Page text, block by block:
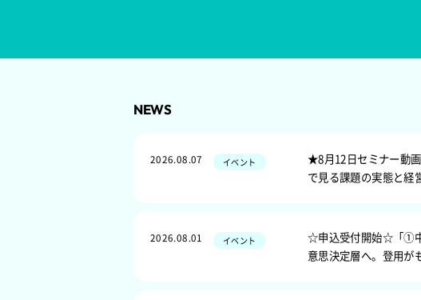
NEWS
2026.08.07 イベント
★8月12日セミナー動
で見る課題の実態と経
2026.08.01 イベント
☆申込受付開始☆「①中
意思決定層へ。登用が